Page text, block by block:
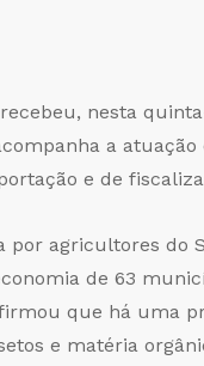
nesta
a
e de
por agricultores do
de 63
que há uma
e matéria